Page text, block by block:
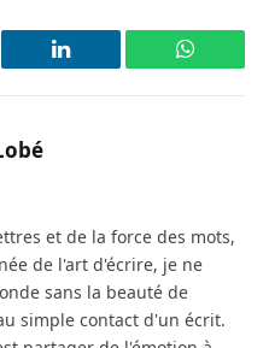
LinkedIn
et de la force des mots,
de l'art d'écrire, je ne
sans la beauté de
simple contact d'un écrit.